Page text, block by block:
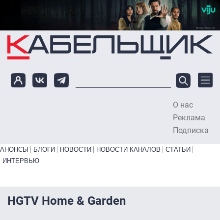
Перейти к основному содержанию
О нас
Реклама
Подписка
Primary links bottom
АНОНСЫ БЛОГИ НОВОСТИ НОВОСТИ КАНАЛОВ
СТАТЬИ
ИНТЕРВЬЮ
HGTV Home & Garden